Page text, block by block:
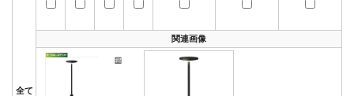
全て
関連画像